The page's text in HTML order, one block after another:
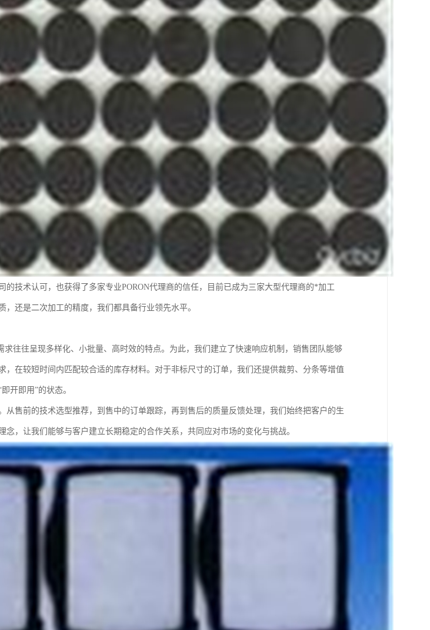
的技术认可，也获得了多家专业PORON代理商的信任，目前已成为三家大型代理商的*加工
，还是二次加工的精度，我们都具备行业领先水平。
求往往呈现多样化、小批量、高时效的特点。为此，我们建立了快速响应机制，销售团队能够
，在较短时间内匹配较合适的库存材料。对于非标尺寸的订单，我们还提供裁剪、分条等增值
开即用”的状态。
从售前的技术选型推荐，到售中的订单跟踪，再到售后的质量反馈处理，我们始终把客户的生
念，让我们能够与客户建立长期稳定的合作关系，共同应对市场的变化与挑战。